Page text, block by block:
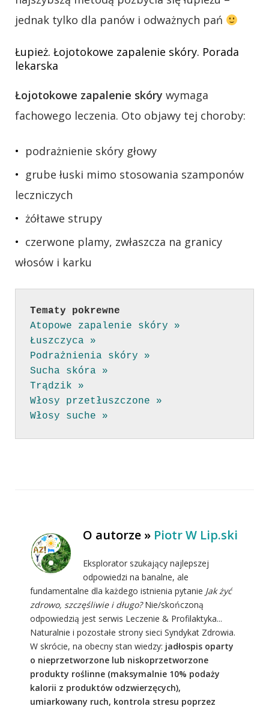
jednak tylko dla panów i odważnych pań
Łupież. Łojotokowe zapalenie skóry. Porada
lekarska
Łojotokowe zapalenie skóry wymaga
fachowego leczenia. Oto objawy tej choroby:
podrażnienie skóry głowy
grube łuski mimo stosowania szamponów
leczniczych
żółtawe strupy
czerwone plamy, zwłaszcza na granicy
włosów i karku
Tematy pokrewne
Atopowe zapalenie skóry »
Łuszczyca »
Podrażnienia skóry »
Sucha skóra »
Trądzik »
Włosy przetłuszczone »
Włosy suche »
O autorze » Piotr W Lip.ski
Eksplorator szukający najlepszej
odpowiedzi na banalne, ale
fundamentalne dla każdego istnienia pytanie Jak żyć
zdrowo, szczęśliwie i długo?Nie/skończoną
odpowiedzią jest serwis Leczenie & Profilaktyka...
Naturalnie i pozostałe strony sieci Syndykat Zdrowia.
W skrócie, na obecny stan wiedzy: jadłospis oparty
o nieprzetworzone lub niskoprzetworzone
produkty roślinne (maksymalnie 10% podaży
kalorii z produktów odzwierzęcych),
umiarkowany ruch, kontrola stresu poprzez